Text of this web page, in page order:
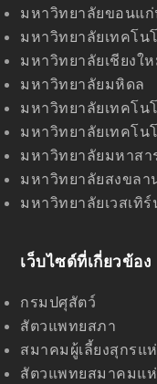
มหาวิทยาลัยขอนแ
มหาวิทยาลัยเทคโน
มหาวิทยาลัยเชียงใ
มหาวิทยาลัยมหิดล
มหาวิทยาลัยเทคโน
มหาวิทยาลัยเทคโน
มหาวิทยาลัยมหาสา
มหาวิทยาลัยสงขลา
มหาวิทยาลัยเวสเทิร์
เว็บไซด์ที่เกี่ยวข้อง
กรมปศุสัตว์
สัตวแพทยสภา
สมาคมผู้เลี้ยงสุกรแ
สัตวแพทยสมาคมแ